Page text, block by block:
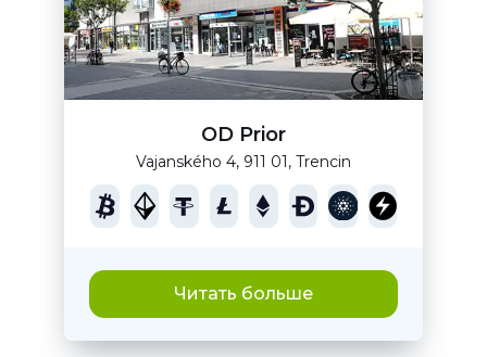
OD Prior
Vajanského 4, 911 01, Trencin
Читать больше